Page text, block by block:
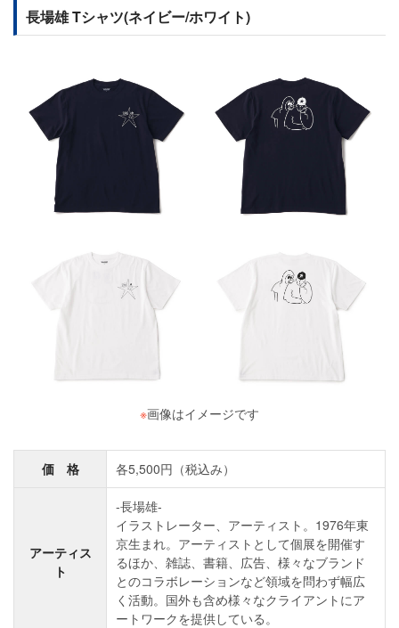
長場雄 Tシャツ(ネイビー/ホワイト)
※画像はイメージです
価 格 各5,500円（税込み）
アーティス
ト
-長場雄-
イラストレーター、アーティスト。1976年東
京生まれ。アーティストとして個展を開催す
るほか、雑誌、書籍、広告、様々なブランド
とのコラボレーションなど領域を問わず幅広
く活動。国外も含め様々なクライアントにア
ートワークを提供している。